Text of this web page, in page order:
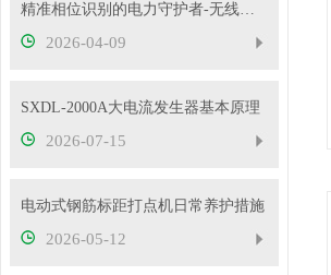
精准相位识别的电力守护者-无线高压核相仪
2026-04-09
SXDL-2000A大电流发生器基本原理
2026-07-15
电动式钢筋标距打点机日常养护措施
2026-05-12